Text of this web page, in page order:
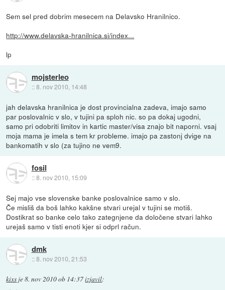
Sem sel pred dobrim mesecem na Delavsko Hranilnico.
http://www.delavska-hranilnica.si/index...
lp
mojsterleo
::8. nov 2010, 14:48
jah delavska hranilnica je dost provincialna zadeva, imajo samo
par poslovalnic v slo, v tujini pa sploh nic. so pa dokaj ugodni,
samo pri odobriti limitov in kartic master/visa znajo bit naporni. vsaj
moja mama je imela s tem kr probleme. imajo pa zastonj dvige na
bankomatih v slo (za tujino ne vem9.
fosil
::8. nov 2010, 15:09
Sej majo vse slovenske banke poslovalnice samo v slo.
Če misliš da boš lahko kakšne stvari urejal v tujini se motiš.
Dostikrat so banke celo tako zategnjene da določene stvari lahko
urejaš samo v tisti enoti kjer si odprl račun.
dmk
::8. nov 2010, 21:53
kixs je8. nov 2010 ob 14:37izjavil: